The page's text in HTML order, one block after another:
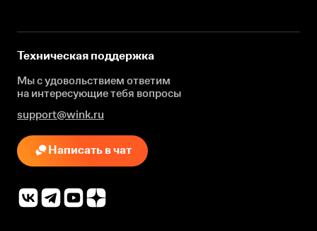
Техническая поддержка
Мы с удовольствием ответим
на интересующиетебя вопросы
support@wink.ru
Написать в чат